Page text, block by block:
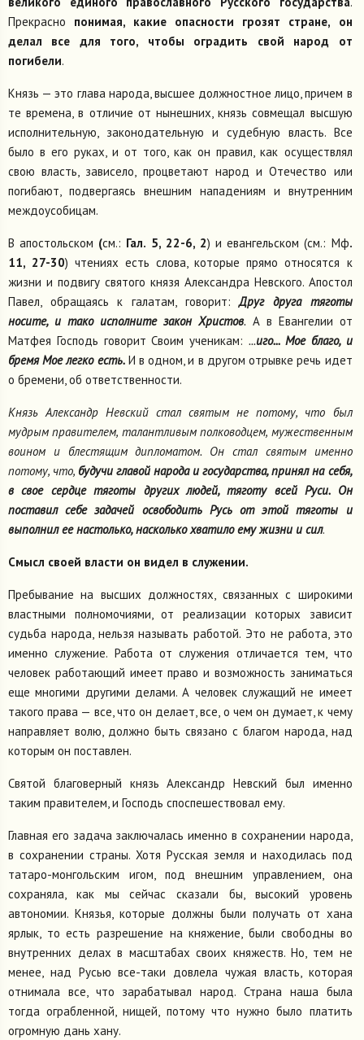
Прекрасно понимая, какие опасности грозят стране, он
делал все для того, чтобы оградить свой народ от
погибели.
Князь — это глава народа, высшее должностное лицо, причем в
те времена, в отличие от нынешних, князь совмещал высшую
исполнительную, законодательную и судебную власть. Все
было в его руках, и от того, как он правил, как осуществлял
свою власть, зависело, процветают народ и Отечество или
погибают, подвергаясь внешним нападениям и внутренним
междоусобицам.
В апостольском (см.: Гал. 5, 22-6, 2) и евангельском (см.: Мф.
11, 27-30) чтениях есть слова, которые прямо относятся к
жизни и подвигу святого князя Александра Невского. Апостол
Павел, обращаясь к галатам, говорит:Друг друга тяготы
носите, и тако исполните закон Христов.А в Евангелии от
Матфея Господь говорит Своим ученикам:...иго... Мое благо, и
бремя Мое легко есть.И в одном, и в другом отрывке речь идет
о бремени, об ответственности.
Князь Александр Невский стал святым не потому, что был
мудрым правителем, талантливым полководцем, мужественным
воином и блестящим дипломатом. Он стал святым именно
потому, что, будучи главой народа и государства, принял на себя,
в свое сердце тяготы других людей, тяготу всей Руси. Он
поставил себе задачей освободить Русь от этой тяготы и
выполнил ее настолько, насколько хватило ему жизни и сил.
Смысл своей власти он видел в служении.
Пребывание на высших должностях, связанных с широкими
властными полномочиями, от реализации которых зависит
судьба народа, нельзя называть работой. Это не работа, это
именно служение. Работа от служения отличается тем, что
человек работающий имеет право и возможность заниматься
еще многими другими делами. А человек служащий не имеет
такого права — все, что он делает, все, о чем он думает, к чему
направляет волю, должно быть связано с благом народа, над
которым он поставлен.
Святой благоверный князь Александр Невский был именно
таким правителем, и Господь споспешествовал ему.
Главная его задача заключалась именно в сохранении народа,
в сохранении страны. Хотя Русская земля и находилась под
татаро-монгольским игом, под внешним управлением, она
сохраняла, как мы сейчас сказали бы, высокий уровень
автономии. Князья, которые должны были получать от хана
ярлык, то есть разрешение на княжение, были свободны во
внутренних делах в масштабах своих княжеств. Но, тем не
менее, над Русью все-таки довлела чужая власть, которая
отнимала все, что зарабатывал народ. Страна наша была
тогда ограбленной, нищей, потому что нужно было платить
огромную дань хану.